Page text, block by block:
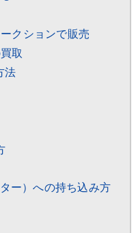
クションで販売
取
法
ー）への持ち込み方